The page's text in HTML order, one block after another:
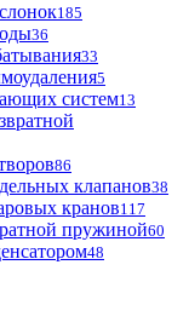
185
36
33
5
систем13
86
клапанов38
кранов117
пружиной60
48